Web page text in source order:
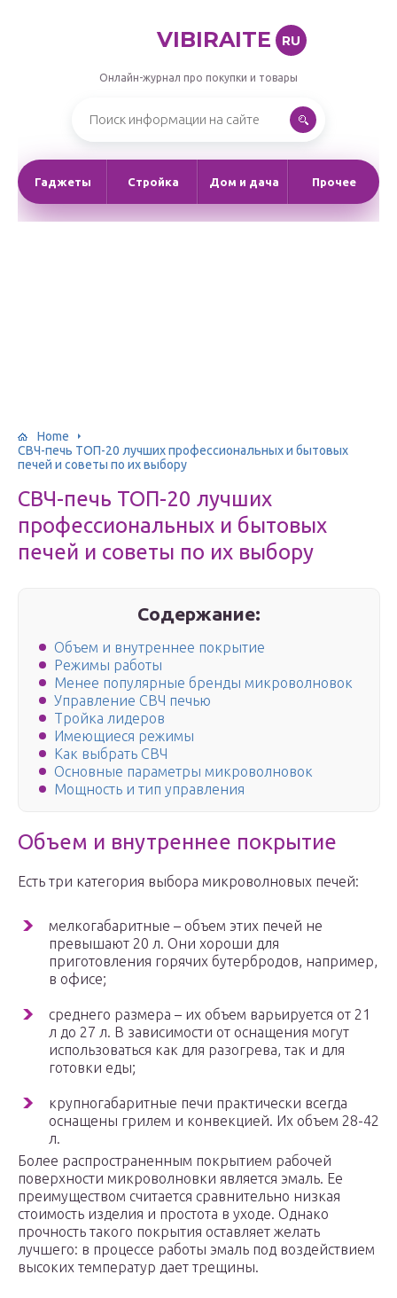
VIBIRAITE RU
Онлайн-журнал про покупки и товары
Гаджеты Стройка Дом и дача Прочее
Home
СВЧ-печь ТОП-20 лучших профессиональных и бытовых
печей и советы по их выбору
СВЧ-печь ТОП-20 лучших
профессиональных и бытовых
печей и советы по их выбору
Содержание:
Объем и внутреннее покрытие
Режимы работы
Менее популярные бренды микроволновок
Управление СВЧ печью
Тройка лидеров
Имеющиеся режимы
Как выбрать СВЧ
Основные параметры микроволновок
Мощность и тип управления
Объем и внутреннее покрытие
Есть три категория выбора микроволновых печей:
мелкогабаритные – объем этих печей не
превышают 20 л. Они хороши для
приготовления горячих бутербродов, например,
в офисе;
среднего размера – их объем варьируется от 21
л до 27 л. В зависимости от оснащения могут
использоваться как для разогрева, так и для
готовки еды;
крупногабаритные печи практически всегда
оснащены грилем и конвекцией. Их объем 28-42
л.
Более распространенным покрытием рабочей
поверхности микроволновки является эмаль. Ее
преимуществом считается сравнительно низкая
стоимость изделия и простота в уходе. Однако
прочность такого покрытия оставляет желать
лучшего: в процессе работы эмаль под воздействием
высоких температур дает трещины.